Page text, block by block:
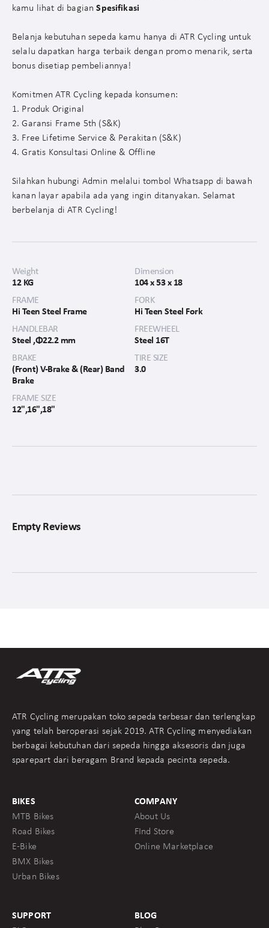
kamu lihat di bagianSpesifikasi
Belanja kebutuhan sepeda kamu hanya di ATR Cycling untuk
selalu dapatkan harga terbaik dengan promo menarik, serta
bonus disetiap pembeliannya!
Komitmen ATR Cycling kepada konsumen:
1. Produk Original
2. Garansi Frame 5th (S&K)
3. Free Lifetime Service & Perakitan (S&K)
4. Gratis Konsultasi Online & Offline
Silahkan hubungi Admin melalui tombol Whatsapp di bawah
kanan layar apabila ada yang ingin ditanyakan. Selamat
berbelanja di ATR Cycling!
Weight
12 KG
Dimension
104 x 53 x 18
FRAME
Hi Teen Steel Frame
FORK
Hi Teen Steel Fork
HANDLEBAR
Steel ,Φ22.2 mm
FREEWHEEL
Steel 16T
BRAKE
(Front) V-Brake & (Rear) Band
Brake
TIRE SIZE
3.0
FRAME SIZE
12",16",18"
Empty Reviews
ATR Cycling merupakan toko sepeda terbesar dan terlengkap
yang telah beroperasi sejak 2019. ATR Cycling menyediakan
berbagai kebutuhan dari sepeda hingga aksesoris dan juga
sparepart dari beragam Brand kepada pecinta sepeda.
BIKES
MTB Bikes
Road Bikes
E-Bike
BMX Bikes
Urban Bikes
COMPANY
About Us
FInd Store
Online Marketplace
SUPPORT
BLOG